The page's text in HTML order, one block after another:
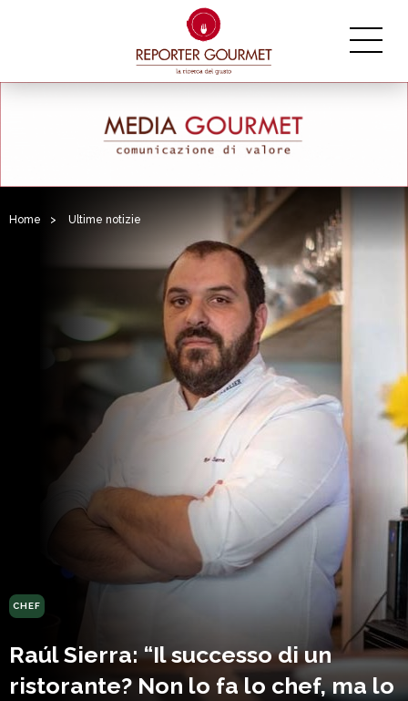
Home > Ultime notizie
CHEF
Raúl Sierra: “Il successo di un
ristorante? Non lo fa lo chef, ma lo